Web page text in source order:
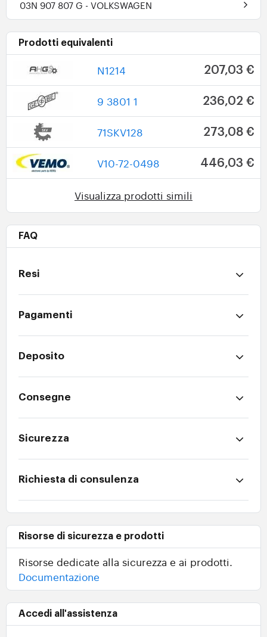
03N 907 807 G - VOLKSWAGEN
Prodotti equivalenti
N1214 207,03 €
9 3801 1 236,02 €
71SKV128 273,08 €
V10-72-0498 446,03 €
Visualizza prodotti simili
FAQ
Resi
Pagamenti
Deposito
Consegne
Sicurezza
Richiesta di consulenza
Risorse di sicurezza e prodotti
Risorse dedicate alla sicurezza e ai prodotti.
Documentazione
Accedi all'assistenza